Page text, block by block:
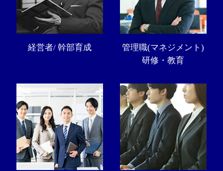
経営者/ 幹部育成
管理職(マネジメント)
研修・教育